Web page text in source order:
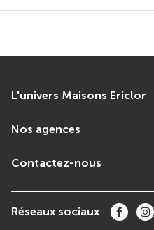
L'univers Maisons Ericlor
Nos agences
Contactez-nous
Réseaux sociaux